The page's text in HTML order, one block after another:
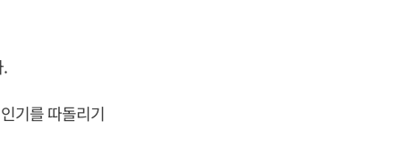
.
기를 따돌리기